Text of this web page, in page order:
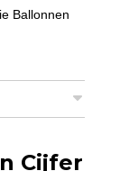
Ballonnen
Cijfer